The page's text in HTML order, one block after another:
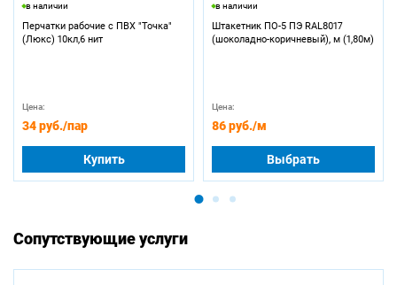
в наличии
Перчатки рабочие с ПВХ "Точка"
(Люкс) 10кл,6 нит
Цена:
34 руб./пар
Купить
в наличии
Штакетник ПО-5 ПЭ RAL8017
(шоколадно-коричневый), м (1,80м)
Цена:
86 руб./м
Выбрать
Сопутствующие услуги